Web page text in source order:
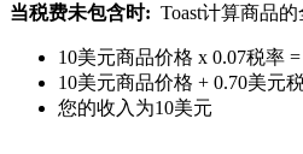
当税费未包含时: Toast计算商品
10美元商品价格 x 0.07税率
10美元商品价格 + 0.70美元
您的收入为10美元